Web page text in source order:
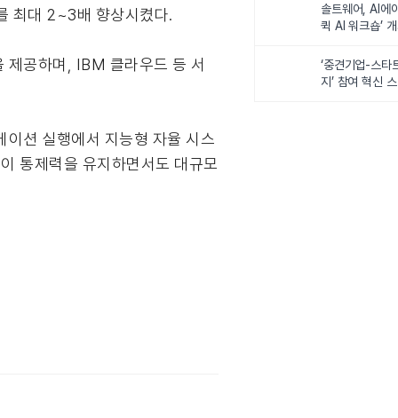
최대 2~3배 향상시켰다.
공하며, IBM 클라우드 등 서
션 실행에서 지능형 자율 시스
통제력을 유지하면서도 대규모
솔트웨어, AI에
퀵 AI 워크숍’
‘중견기업-스타
지’ 참여 혁신